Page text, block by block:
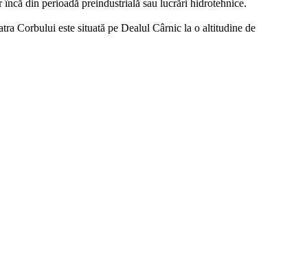
din perioadă preindustrială sau lucrări hidrotehnice.
Corbului este situată pe Dealul Cârnic la o altitudine de